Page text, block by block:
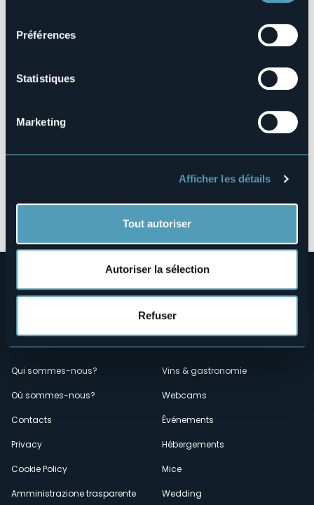
Préférences
Statistiques
Marketing
Afficher les détails
Tout autoriser
Autoriser la sélection
Refuser
E-mail
https://www.leprimule.it/
+39 348 2325934
Menù
secondario
Qui sommes-nous?
Où sommes-nous?
Contacts
Privacy
Cookie Policy
Amministrazione trasparente
Vins & gastronomie
Webcams
Événements
Hébergements
Mice
Wedding